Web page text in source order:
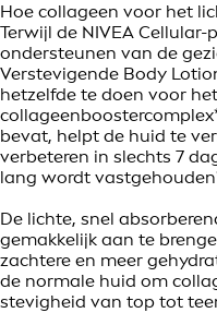
Hoe collageen voor het
Terwijl de NIVEA
ondersteunen van de
Verstevigende Body
hetzelfde te doen voor
bevat, helpt de huid te
verbeteren in slechts 7
lang wordt
De lichte, snel
gemakkelijk aan te
zachtere en meer
de normale huid om
stevigheid van top tot